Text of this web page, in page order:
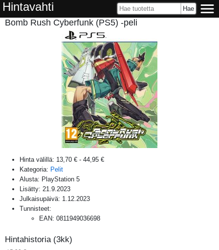
Hintavahti
Bomb Rush Cyberfunk (PS5) -peli
Hinta välillä: 13,70 € - 44,95 €
Kategoria: Pelit
Alusta: PlayStation 5
Lisätty: 21.9.2023
Julkaisupäivä: 1.12.2023
Tunnisteet:
EAN: 0811949036698
Hintahistoria (3kk)